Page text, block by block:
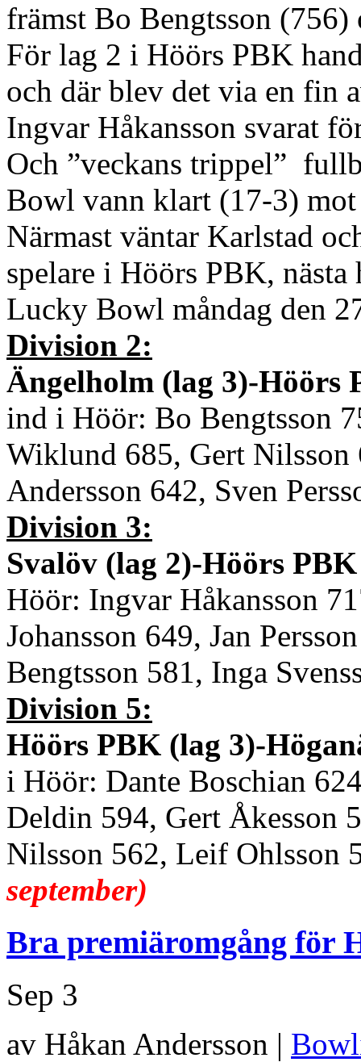
främst Bo Bengtsson
För lag 2 i Höörs PBK
och där blev det via en fin
Ingvar Håkansson svarat
Och ”veckans trippel”
Bowl vann klart (17-3) mot
Närmast väntar Karlstad
spelare i Höörs PBK, nästa
Lucky Bowl måndag den
Division 2:
Ängelholm (lag 3)-Höörs
ind i Höör: Bo Bengtsson
Wiklund 685, Gert Nilsson
Andersson 642, Sven
Division 3:
Svalöv (lag 2)-Höörs
Höör: Ingvar Håkansson
Johansson 649, Jan
Bengtsson 581, Inga
Division 5:
Höörs PBK (lag 3)-
i Höör: Dante Boschian
Deldin 594, Gert Åkesson
Nilsson 562, Leif Ohlsson
september)
Bra premiäromgång för
Sep 3
av Håkan Andersson |